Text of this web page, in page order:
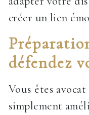
créer un lien
défendez
Vous êtes
simplement